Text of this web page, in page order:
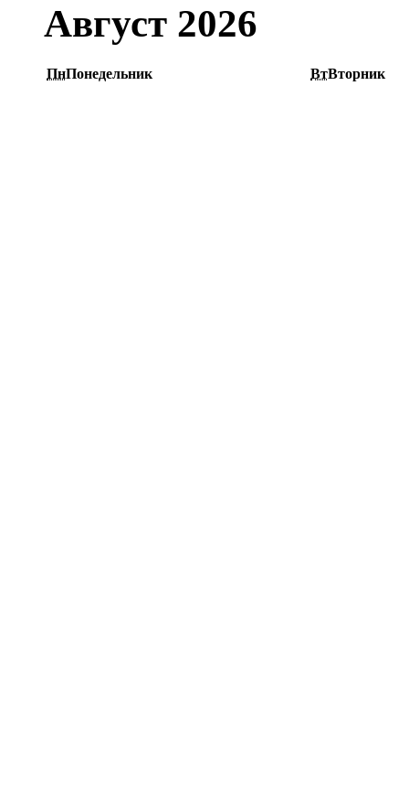
Август 2026
ПнПонедельник ВтВторник